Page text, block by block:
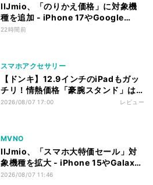
IIJmio、「のりかえ価格」に対象機
種を追加 - iPhone 17やGoogle
Pixel 10など
22時間前
スマホアクセサリー
【ドンキ】12.9インチのiPadもガッ
チリ！情熱価格「豪腕スタンド」は
固定力が頼もしい
2026/08/07 17:00 レビュー
MVNO
IIJmio、「スマホ大特価セール」対
象機種を拡大 - iPhone 15やGalaxy
S26など
2026/08/07 11:46